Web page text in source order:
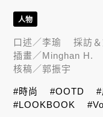
人物
口述／李瑜 採訪
插畫／Minghan H.
核稿／郭振宇
#時尚 #OOTD
#LOOKBOOK